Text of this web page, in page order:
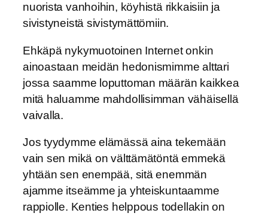
nuorista vanhoihin, köyhistä rikkaisiin ja
sivistyneistä sivistymättömiin.
Ehkäpä nykymuotoinen Internet onkin
ainoastaan meidän hedonismimme alttari
jossa saamme loputtoman määrän kaikkea
mitä haluamme mahdollisimman vähäisellä
vaivalla.
Jos tyydymme elämässä aina tekemään
vain sen mikä on välttämätöntä emmekä
yhtään sen enempää, sitä enemmän
ajamme itseämme ja yhteiskuntaamme
rappiolle. Kenties helppous todellakin on